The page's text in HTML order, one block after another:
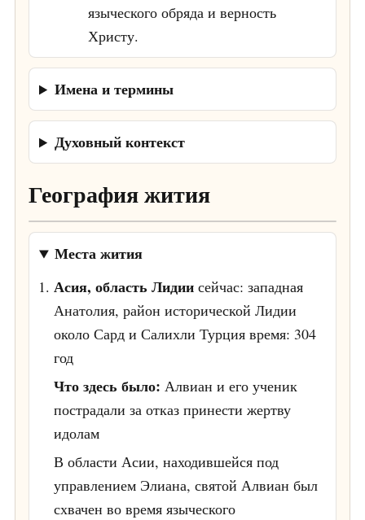
языческого обряда и верность
Христу.
Имена и термины
Духовный контекст
География жития
Места жития
Асия, область Лидии сейчас: западная
Анатолия, район исторической Лидии
около Сард и Салихли Турция время: 304
год
Что здесь было: Алвиан и его ученик
пострадали за отказ принести жертву
идолам
В области Асии, находившейся под
управлением Элиана, святой Алвиан был
схвачен во время языческого